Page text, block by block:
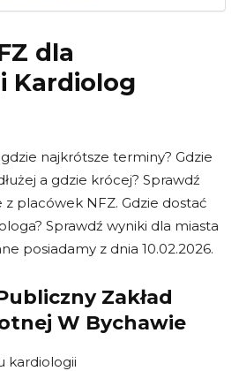
dla
Kardiolog
najkrótsze terminy? Gdzie
a gdzie krócej? Sprawdź
placówek NFZ. Gdzie dostać
Sprawdź wyniki dla miasta
posiadamy z dnia 10.02.2026.
Zakład
W Bychawie
kardiologii